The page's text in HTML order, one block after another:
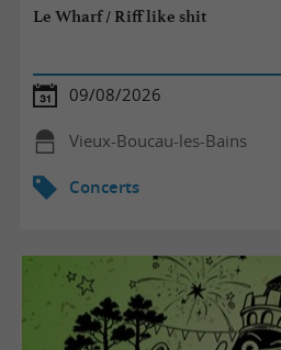
Le Wharf / Riff like shit
09/08/2026
Vieux-Boucau-les-Bains
Concerts